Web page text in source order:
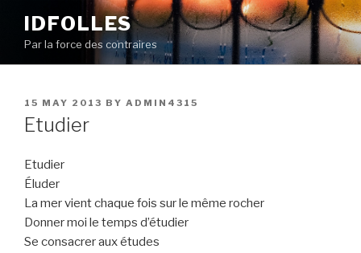
content
IDFOLLES
Par la force des contraires
POSTED
ON
15 MAY 2013 BY ADMIN4315
Etudier
Etudier
Éluder
La mer vient chaque fois sur le même rocher
Donner moi le temps d’étudier
Se consacrer aux études